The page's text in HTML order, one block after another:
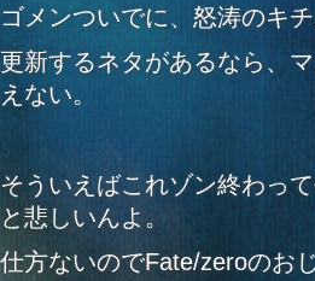
ゴメンついでに、怒涛のキ
更新するネタがあるなら、
えない。
そういえばこれゾン終わっ
と悲しいんよ。
仕方ないのでFate/zeroのお